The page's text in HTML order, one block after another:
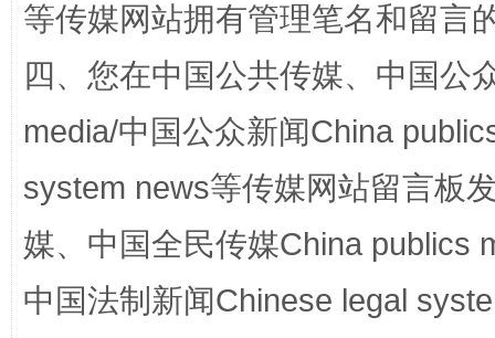
国家大学科技园优化重塑工作
等传媒网站拥有管理笔名和留言
四、您在中国公共传媒、中国公
media/中国公众新闻China
system news等传媒网站留言板
媒、中国全民传媒China publics
中国法制新闻Chinese legal